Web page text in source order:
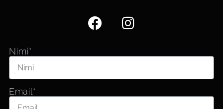
Nimi*
Email*